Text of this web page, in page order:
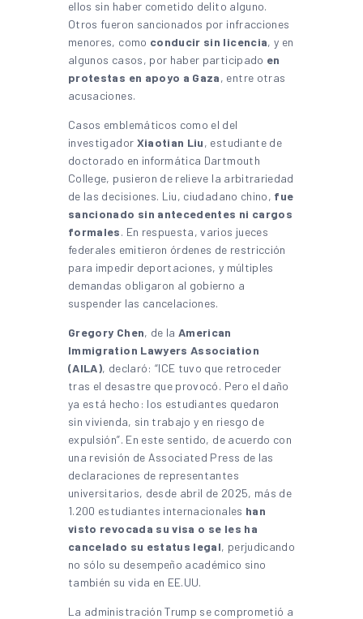
ellos sin haber cometido delito alguno.
Otros fueron sancionados por infracciones
menores, como conducir sin licencia, y en
algunos casos, por haber participado en
protestas en apoyo a Gaza, entre otras
acusaciones.
Casos emblemáticos como el del
investigador Xiaotian Liu, estudiante de
doctorado en informática Dartmouth
College, pusieron de relieve la arbitrariedad
de las decisiones. Liu, ciudadano chino, fue
sancionado sin antecedentes ni cargos
formales. En respuesta, varios jueces
federales emitieron órdenes de restricción
para impedir deportaciones, y múltiples
demandas obligaron al gobierno a
suspender las cancelaciones.
Gregory Chen, de laAmerican
Immigration Lawyers Association
(AILA), declaró: “ICE tuvo que retroceder
tras el desastre que provocó. Pero el daño
ya está hecho: los estudiantes quedaron
sin vivienda, sin trabajo y en riesgo de
expulsión”. En este sentido, de acuerdo con
una revisión de Associated Press de las
declaraciones de representantes
universitarios, desde abril de 2025, más de
1.200 estudiantes internacionales han
visto revocada su visa o se les ha
cancelado su estatus legal, perjudicando
no sólo su desempeño académico sino
también su vida en EE.UU.
La administración Trump se comprometió a